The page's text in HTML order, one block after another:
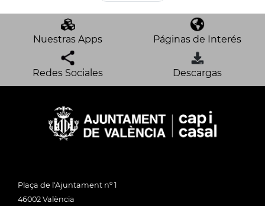
Nuestras Apps Páginas de Interés
Redes Sociales Descargas
Plaça de l'Ajuntament nº 1
46002 València